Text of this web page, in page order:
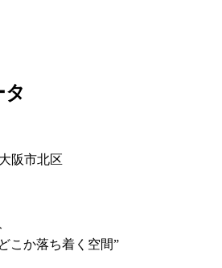
阪市北区
こか落ち着く空間”